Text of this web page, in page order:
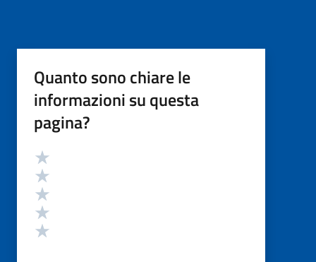
Quanto sono chiare le
informazioni su questa
pagina?
Valutazione